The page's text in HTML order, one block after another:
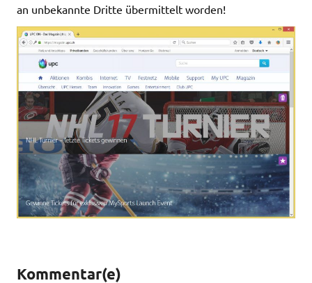
an unbekannte Dritte übermittelt worden!
Kommentar(e)